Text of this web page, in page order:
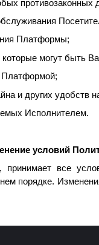
Платформы;
могут быть
Платформой;
и других удобств
Исполнителем.
условий
все
порядке.